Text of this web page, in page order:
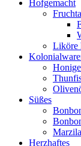
Hofgemacht
Liköre
Süßes
Herzhaftes